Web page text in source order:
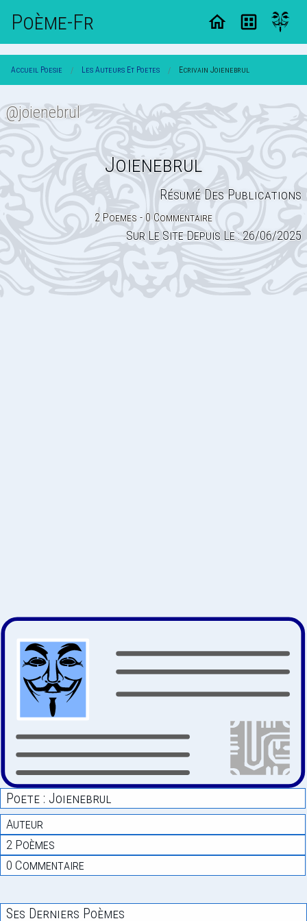
Poème-Fr
Accueil Poesie Les Auteurs Et Poetes Ecrivain Joienebrul
Joienebrul
@joienebrul
Résumé Des Publications
2 Poemes - 0 Commentaire
Sur Le Site Depuis Le : 26/06/2025
Poete : Joienebrul
Auteur
2 Poèmes
0 Commentaire
Ses Derniers Poèmes